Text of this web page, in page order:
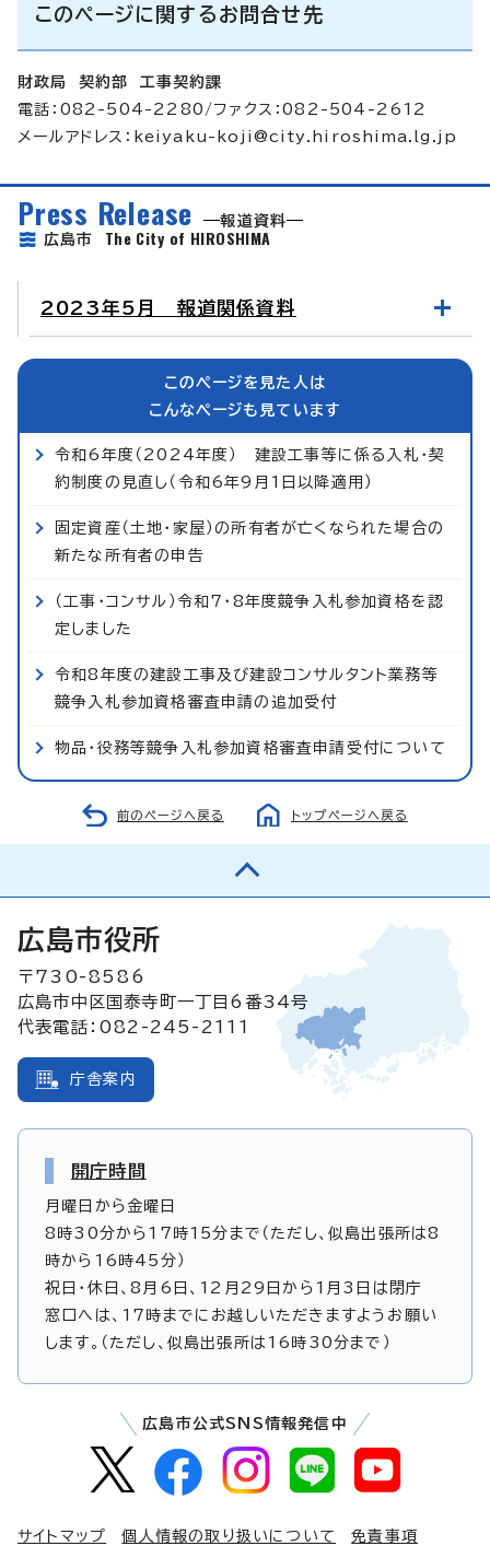
このページに関するお問合せ先
財政局 契約部 工事契約課
電話：082-504-2280/ファクス：082-504-2612
メールアドレス： keiyaku-koji@city.hiroshima.lg.jp
Press Release
報道資料
広島市 The City of HIROSHIMA
2023年5月 報道関係資料
このページを見た人は
こんなページも見ています
令和6年度（2024年度） 建設工事等に係る入札・契
約制度の見直し（令和6年9月1日以降適用）
固定資産（土地・家屋）の所有者が亡くなられた場合の
新たな所有者の申告
（工事・コンサル）令和7・8年度競争入札参加資格を認
定しました
令和8年度の建設工事及び建設コンサルタント業務等
競争入札参加資格審査申請の追加受付
物品・役務等競争入札参加資格審査申請受付について
前のページへ戻る トップページへ戻る
広島市役所
〒730-8586
広島市中区国泰寺町一丁目6番34号
代表電話：082-245-2111
庁舎案内
開庁時間
月曜日から金曜日
8時30分から17時15分まで（ただし、似島出張所は8
時から16時45分）
祝日・休日、8月6日、12月29日から1月3日は閉庁
窓口へは、17時までにお越しいただきますようお願い
します。（ただし、似島出張所は16時30分まで）
広島市公式SNS情報発信中
サイトマップ 個人情報の取り扱いについて 免責事項